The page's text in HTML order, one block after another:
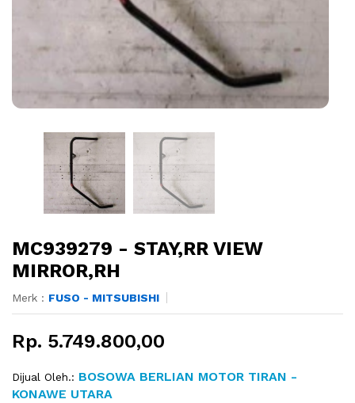
MC939279 - STAY,RR VIEW
MIRROR,RH
Merk : FUSO - MITSUBISHI
Rp. 5.749.800,00
Dijual Oleh.: BOSOWA BERLIAN MOTOR TIRAN -
KONAWE UTARA